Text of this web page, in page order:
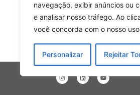
navegação, exibir anúncios ou
e analisar nosso tráfego. Ao
você concorda com o nosso
Personalizar Rejeitar
A iniciativa reforça o
ferramentas que